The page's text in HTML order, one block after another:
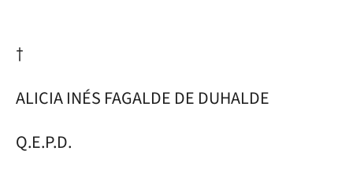
†
ALICIA INÉS FAGALDE DE DUHALDE
Q.E.P.D.